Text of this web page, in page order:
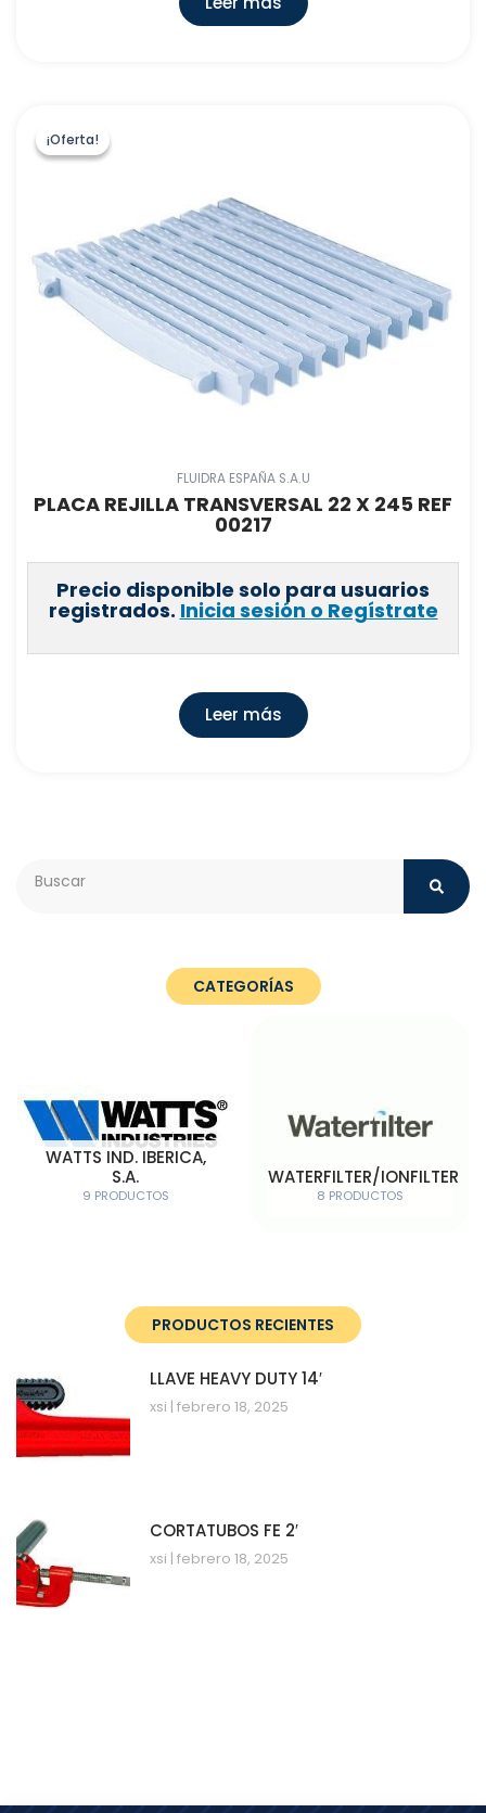
¡Oferta!
¡Oferta!
FLUIDRA ESPAÑA S.A.U
PLACA REJILLA TRANSVERSAL 22 X 245 REF
00217
Precio disponible solo para usuarios
registrados. Inicia sesión o Regístrate
Leer más
CATEGORÍAS
WATTS IND. IBERICA,
S.A.
9 PRODUCTOS
WATERFILTER/IONFILTER
8 PRODUCTOS
PRODUCTOS RECIENTES
LLAVE HEAVY DUTY 14′
xsi febrero 18, 2025
CORTATUBOS FE 2′
xsi febrero 18, 2025